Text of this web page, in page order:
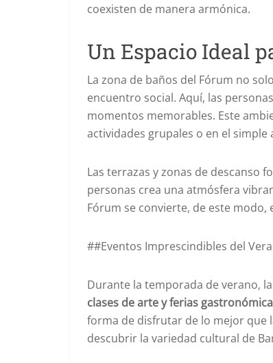
coexisten de manera armónica.
Un Espacio Ideal
La zona de baños del Fórum no
encuentro social. Aquí, las
momentos memorables. Este
actividades grupales o en el
Las terrazas y zonas de descanso
personas crea una atmósfera
Fórum se convierte, de este
##Eventos Imprescindibles del
Durante la temporada de verano,
clases de arte y ferias
forma de disfrutar de lo mejor que
descubrir la variedad cultural de